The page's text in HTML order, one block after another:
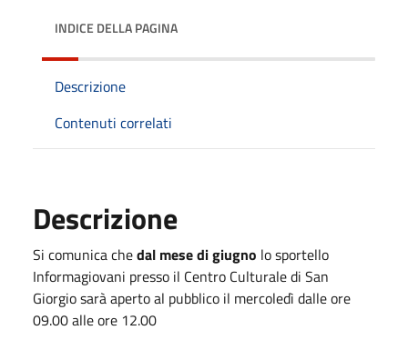
INDICE DELLA PAGINA
Descrizione
Contenuti correlati
Descrizione
Si comunica chedal mese di giugno lo sportello
Informagiovani presso il Centro Culturale di San
Giorgio sarà aperto al pubblico il mercoledì dalle ore
09.00 alle ore 12.00